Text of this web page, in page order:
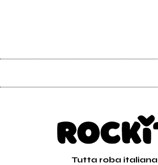
Tutta roba italiana